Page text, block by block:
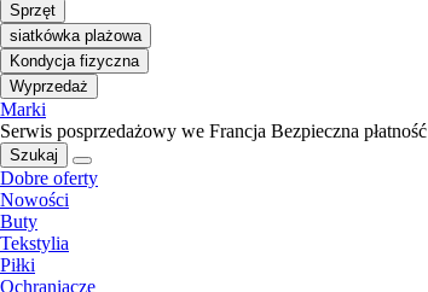
Sprzęt
siatkówka plażowa
Kondycja fizyczna
Wyprzedaż
Marki
Serwis posprzedażowy we Francja Bezpieczna płatność
Szukaj
Dobre oferty
Nowości
Buty
Tekstylia
Piłki
Ochraniacze